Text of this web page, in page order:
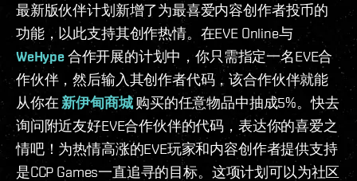
最新版伙伴计划新增了为最喜爱内容创作者投币的
功能，以此支持其创作热情。在EVE Online与
WeHype合作开展的计划中，你只需指定一名EVE合
作伙伴，然后输入其创作者代码，该合作伙伴就能
从你在 新伊甸商城购买的任意物品中抽成5%。快去
询问附近友好EVE合作伙伴的代码，表达你的喜爱之
情吧！为热情高涨的EVE玩家和内容创作者提供支持
是CCP Games一直追寻的目标。这项计划可以为社区